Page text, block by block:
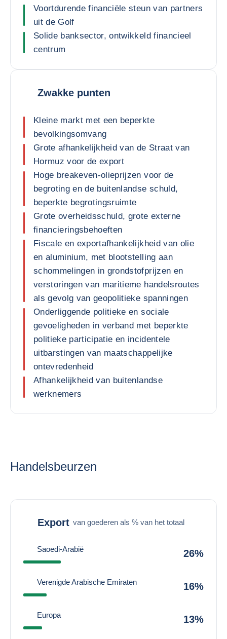
Voortdurende financiële steun van partners
uit de Golf
Solide banksector, ontwikkeld financieel
centrum
Zwakke punten
Kleine markt met een beperkte
bevolkingsomvang
Grote afhankelijkheid van de Straat van
Hormuz voor de export
Hoge breakeven-olieprijzen voor de
begroting en de buitenlandse schuld,
beperkte begrotingsruimte
Grote overheidsschuld, grote externe
financieringsbehoeften
Fiscale en exportafhankelijkheid van olie
en aluminium, met blootstelling aan
schommelingen in grondstofprijzen en
verstoringen van maritieme handelsroutes
als gevolg van geopolitieke spanningen
Onderliggende politieke en sociale
gevoeligheden in verband met beperkte
politieke participatie en incidentele
uitbarstingen van maatschappelijke
ontevredenheid
Afhankelijkheid van buitenlandse
werknemers
Handelsbeurzen
Export van goederen als % van het totaal
Saoedi-Arabië 26%
Verenigde Arabische Emiraten 16%
Europa 13%